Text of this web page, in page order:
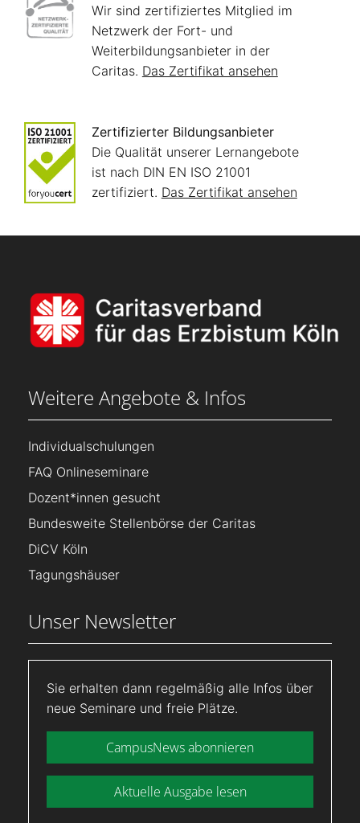
Wir sind zertifiziertes Mitglied im
Netzwerk der Fort- und
Weiterbildungsanbieter in der
Caritas. Das Zertifikat ansehen
Zertifizierter Bildungsanbieter
Die Qualität unserer Lernangebote
ist nach DIN EN ISO 21001
zertifiziert. Das Zertifikat ansehen
Weitere Angebote & Infos
Individualschulungen
FAQ Onlineseminare
Dozent*innen gesucht
Bundesweite Stellenbörse der Caritas
DiCV Köln
Tagungshäuser
Unser Newsletter
Sie erhalten dann regelmäßig alle Infos über
neue Seminare und freie Plätze.
CampusNews abonnieren
Aktuelle Ausgabe lesen